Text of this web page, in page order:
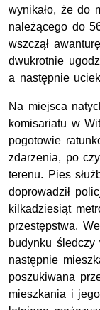
wynikało, że do
należącego do
wszczął
dwukrotnie
a następnie
Na miejsca
komisariatu w
pogotowie
zdarzenia, po
terenu. Pies
doprowadził
kilkadziesiąt
przestępstwa.
budynku
następnie
poszukiwana
mieszkania i